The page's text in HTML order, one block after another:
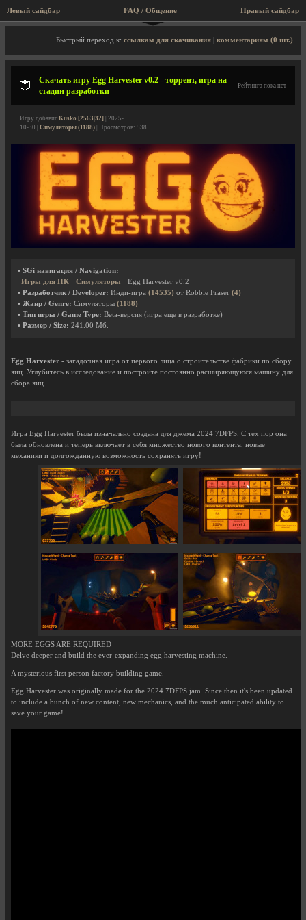
Левый сайдбар Правый сайдбар
FAQ / Общение
Описание игры, торрент, скриншоты, видео
Быстрый переход к: ссылкам для скачивания комментариям (0 шт.)
Скачать игру Egg Harvester v0.2 - торрент, игра на
стадии разработки
Рейтинга пока нет
Игру добавил Kusko [2563|32] | 2025-
10-30 | Симуляторы (1188) | Просмотров: 538
• SGi навигация / Navigation:
Игры для ПК
Симуляторы
Egg Harvester v0.2
• Разработчик / Developer: Инди-игра (14535) от Robbie Fraser (4)
• Жанр / Genre: Симуляторы (1188)
• Тип игры / Game Type: Beta-версия (игра еще в разработке)
• Размер / Size: 241.00 Мб.
Egg Harvester - загадочная игра от первого лица о строительстве фабрики по сбору
яиц. Углубитесь в исследование и постройте постоянно расширяющуюся машину для
сбора яиц.
Игра Egg Harvester была изначально создана для джема 2024 7DFPS. С тех пор она
была обновлена и теперь включает в себя множество нового контента, новые
механики и долгожданную возможность сохранять игру!
MORE EGGS ARE REQUIRED
Delve deeper and build the ever-expanding egg harvesting machine.
A mysterious first person factory building game.
Egg Harvester was originally made for the 2024 7DFPS jam. Since then it's been updated
to include a bunch of new content, new mechanics, and the much anticipated ability to
save your game!